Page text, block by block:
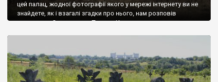
цей палац, жодної фотографії якого у мережі інтернету ви не
знайдете, як і взагалі згадки про нього, нам розповів
мешканець Самгородка. Палац у Красному вразив не лише